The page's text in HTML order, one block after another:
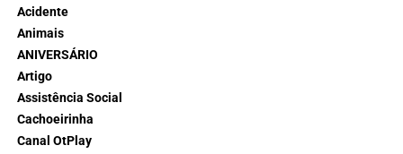
Acidente
Animais
ANIVERSÁRIO
Artigo
Assistência Social
Cachoeirinha
Canal OtPlay